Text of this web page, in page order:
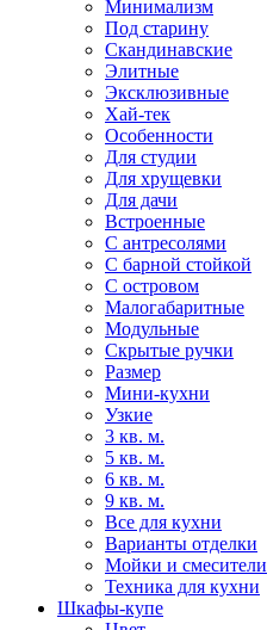
Минимализм
Под старину
Скандинавские
Элитные
Эксклюзивные
Хай-тек
Особенности
Для студии
Для хрущевки
Для дачи
Встроенные
С антресолями
С барной стойкой
С островом
Малогабаритные
Модульные
Скрытые ручки
Размер
Мини-кухни
Узкие
3 кв. м.
5 кв. м.
6 кв. м.
9 кв. м.
Все для кухни
Варианты отделки
Мойки и смесители
Техника для кухни
Шкафы-купе